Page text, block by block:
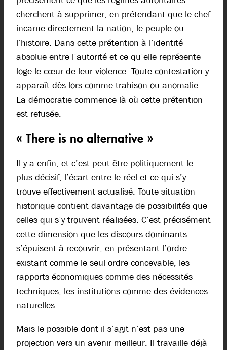
cherchent à supprimer, en prétendant que le chef
incarne directement la nation, le peuple ou
l’histoire. Dans cette prétention à l’identité
absolue entre l’autorité et ce qu’elle représente
loge le cœur de leur violence. Toute contestation y
apparaît dès lors comme trahison ou anomalie.
La démocratie commence là où cette prétention
est refusée.
« There is no alternative »
Il y a enfin, et c’est peut-être politiquement le
plus décisif, l’écart entre le réel et ce qui s’y
trouve effectivement actualisé. Toute situation
historique contient davantage de possibilités que
celles qui s’y trouvent réalisées. C’est précisément
cette dimension que les discours dominants
s’épuisent à recouvrir, en présentant l’ordre
existant comme le seul ordre concevable, les
rapports économiques comme des nécessités
techniques, les institutions comme des évidences
naturelles.
Mais le possible dont il s’agit n’est pas une
projection vers un avenir meilleur. Il travaille déjà